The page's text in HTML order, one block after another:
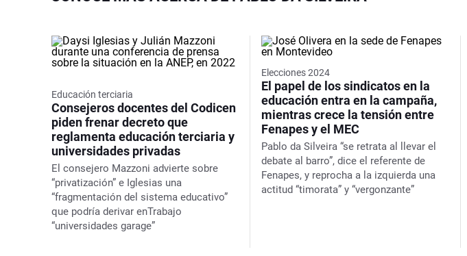
Educación terciaria
Consejeros docentes del Codicen
piden frenar decreto que
reglamenta educación terciaria y
universidades privadas
El consejero Mazzoni advierte sobre
“privatización” e Iglesias una
“fragmentación del sistema educativo”
que podría derivar enTrabajo
“universidades garage”
Elecciones 2024
El papel de los sindicatos en la
educación entra en la campaña,
mientras crece la tensión entre
Fenapes y el MEC
Pablo da Silveira “se retrata al llevar el
debate al barro”, dice el referente de
Fenapes, y reprocha a la izquierda una
actitud “timorata” y “vergonzante”